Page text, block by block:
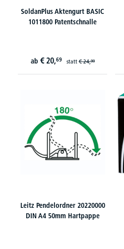
SoldanPlus Aktengurt BASIC
1011800 Patentschnalle
ab € 20,69 statt€ 24,99
Leitz Pendelordner 20220000
DIN A4 50mm Hartpappe